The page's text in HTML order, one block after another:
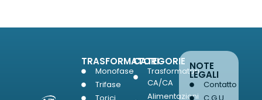
TRASFORMATORI
Monofase
Trifase
CATEGORIE
Trasformatori
CA/CA
Alimentazioni
NOTE
LEGALI
Contatto